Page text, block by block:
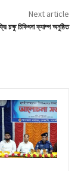
Next article
চক্ষু চিকিৎসা ক্যাম্প অনুষ্ঠিত